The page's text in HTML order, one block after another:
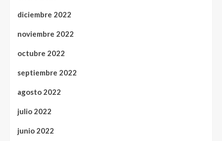
diciembre 2022
noviembre 2022
octubre 2022
septiembre 2022
agosto 2022
julio 2022
junio 2022